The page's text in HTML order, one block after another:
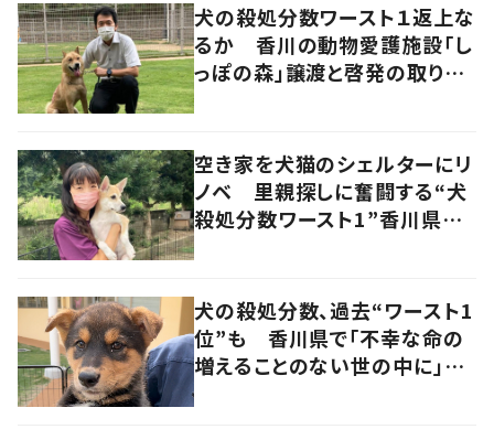
犬の殺処分数ワースト１返上な
るか 香川の動物愛護施設「し
っぽの森」譲渡と啓発の取り組
空き家を犬猫のシェルターにリ
ノベ 里親探しに奮闘する“犬
殺処分数ワースト1”香川県の
犬の殺処分数、過去“ワースト1
位”も 香川県で「不幸な命の
増えることのない世の中に」と